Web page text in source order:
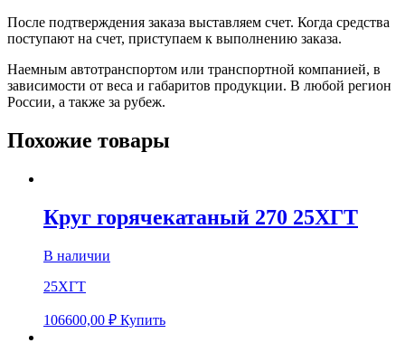
После подтверждения заказа выставляем счет. Когда средства
поступают на счет, приступаем к выполнению заказа.
Наемным автотранспортом или транспортной компанией, в
зависимости от веса и габаритов продукции. В любой регион
России, а также за рубеж.
Похожие товары
Круг горячекатаный 270 25ХГТ
В наличии
25ХГТ
106600,00 ₽ Купить